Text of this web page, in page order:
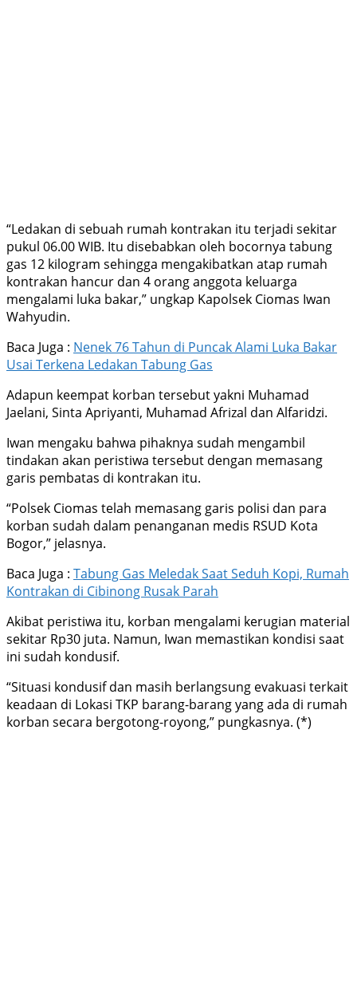
“Ledakan di sebuah rumah kontrakan itu terjadi sekitar
pukul 06.00 WIB. Itu disebabkan oleh bocornya tabung
gas 12 kilogram sehingga mengakibatkan atap rumah
kontrakan hancur dan 4 orang anggota keluarga
mengalami luka bakar,” ungkap Kapolsek Ciomas Iwan
Wahyudin.
Baca Juga : Nenek 76 Tahun di Puncak Alami Luka Bakar
Usai Terkena Ledakan Tabung Gas
Adapun keempat korban tersebut yakni Muhamad
Jaelani, Sinta Apriyanti, Muhamad Afrizal dan Alfaridzi.
Iwan mengaku bahwa pihaknya sudah mengambil
tindakan akan peristiwa tersebut dengan memasang
garis pembatas di kontrakan itu.
“Polsek Ciomas telah memasang garis polisi dan para
korban sudah dalam penanganan medis RSUD Kota
Bogor,” jelasnya.
Baca Juga : Tabung Gas Meledak Saat Seduh Kopi, Rumah
Kontrakan di Cibinong Rusak Parah
Akibat peristiwa itu, korban mengalami kerugian material
sekitar Rp30 juta. Namun, Iwan memastikan kondisi saat
ini sudah kondusif.
“Situasi kondusif dan masih berlangsung evakuasi terkait
keadaan di Lokasi TKP barang-barang yang ada di rumah
korban secara bergotong-royong,” pungkasnya. (*)